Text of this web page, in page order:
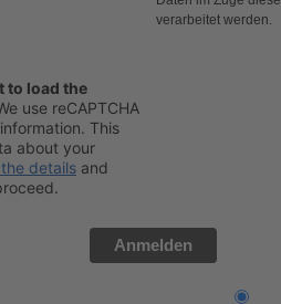
verarbeitet werden.
to load the
use reCAPTCHA
This
about your
details and
Anmelden